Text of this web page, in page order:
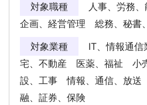
対象職種
人事、労務
企画、経営管理 総務、秘書
対象業種
IT、情報通
宅、不動産 医薬、福祉 小
設、工事 情報、通信、放
融、証券、保険